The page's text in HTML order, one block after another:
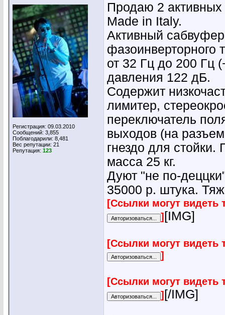
Регистрация: 09.03.2010
Сообщений: 3,855
Поблагодарили: 8,481
Вес репутации: 21
Репутация: 123
Продаю 2
Made in Italy.
Активный
фазоинверторного
от 32 Гц до 200 Гц
давления 122 дБ.
Содержит
лимитер,
переключатель
выходов (на
гнездо для
масса 25 кг.
Дуют "не по-
35000 р. штука.
[Ссылки могут видеть
] [IMG]
[Ссылки могут видеть
]
[Ссылки могут видеть
] [/IMG]